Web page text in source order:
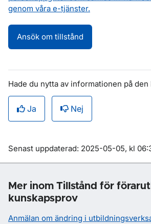
genom våra e-tjänster.
Ansök om tillstånd
Hade du nytta av informationen på den
Ja Nej
Om sidan
Senast uppdaterad: 2025-05-05, kl
Mer inom Tillstånd för
kunskapsprov
Anmälan om ändring i